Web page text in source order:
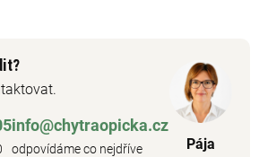
info@chytraopicka.cz
odpovídáme co nejdříve Pája